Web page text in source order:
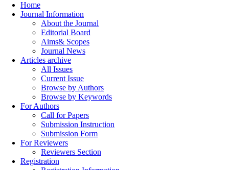
Home
Journal Information
About the Journal
Editorial Board
Aims& Scopes
Journal News
Articles archive
All Issues
Current Issue
Browse by Authors
Browse by Keywords
For Authors
Call for Papers
Submission Instruction
Submission Form
For Reviewers
Reviewers Section
Registration